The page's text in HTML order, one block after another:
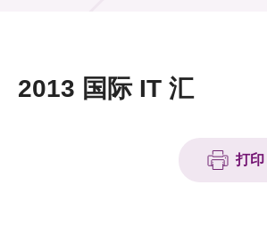
活动及消息
2013 国际 IT 汇
打印